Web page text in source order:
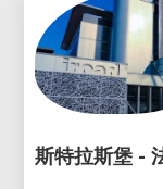
斯特拉斯堡 -